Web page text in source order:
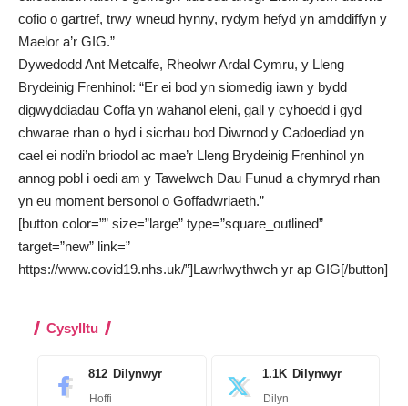
cofio o gartref, trwy wneud hynny, rydym hefyd yn amddiffyn y
Maelor a’r GIG.”
Dywedodd Ant Metcalfe, Rheolwr Ardal Cymru, y Lleng
Brydeinig Frenhinol: “Er ei bod yn siomedig iawn y bydd
digwyddiadau Coffa yn wahanol eleni, gall y cyhoedd i gyd
chwarae rhan o hyd i sicrhau bod Diwrnod y Cadoediad yn
cael ei nodi’n briodol ac mae’r Lleng Brydeinig Frenhinol yn
annog pobl i oedi am y Tawelwch Dau Funud a chymryd rhan
yn eu moment bersonol o Goffadwriaeth.”
[button color=”” size=”large” type=”square_outlined”
target=”new” link=”
https://www.covid19.nhs.uk/”]Lawrlwythwch yr ap GIG[/button]
Cysylltu
812 Dilynwyr
Hoffi
1.1K Dilynwyr
Dilyn